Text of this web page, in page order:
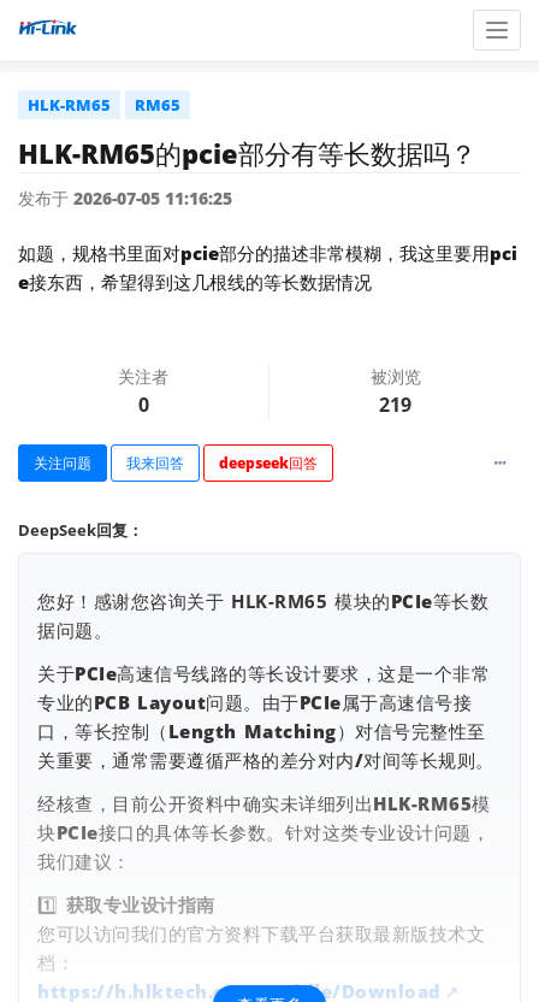
HLK-RM65 RM65
HLK-RM65的pcie部分有等长数据吗？
发布于 2026-07-05 11:16:25
如题，规格书里面对pcie部分的描述非常模糊，我这里要用pci
e接东西，希望得到这几根线的等长数据情况
查看更多
关注者
0
被浏览
219
关注问题 我来回答 deepseek回答
DeepSeek回复：
您好！感谢您咨询关于 HLK-RM65 模块的PCIe等长数
据问题。
关于PCIe高速信号线路的等长设计要求，这是一个非常
专业的PCB Layout问题。由于PCIe属于高速信号接
口，等长控制（Length Matching）对信号完整性至
关重要，通常需要遵循严格的差分对内/对间等长规则。
经核查，目前公开资料中确实未详细列出HLK-RM65模
块PCIe接口的具体等长参数。针对这类专业设计问题，
我们建议：
1️⃣ 获取专业设计指南
您可以访问我们的官方资料下载平台获取最新版技术文
档：
https://h.hlktech.com/Mobile/Download